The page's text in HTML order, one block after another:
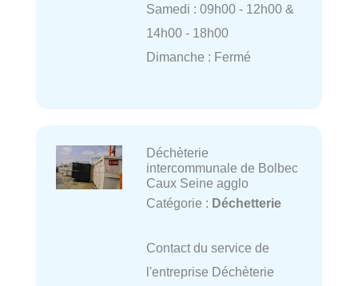
Samedi : 09h00 - 12h00 &
14h00 - 18h00
Dimanche : Fermé
Déchèterie
intercommunale de Bolbec
Caux Seine agglo
Catégorie : Déchetterie
Contact du service de
l'entreprise Déchèterie